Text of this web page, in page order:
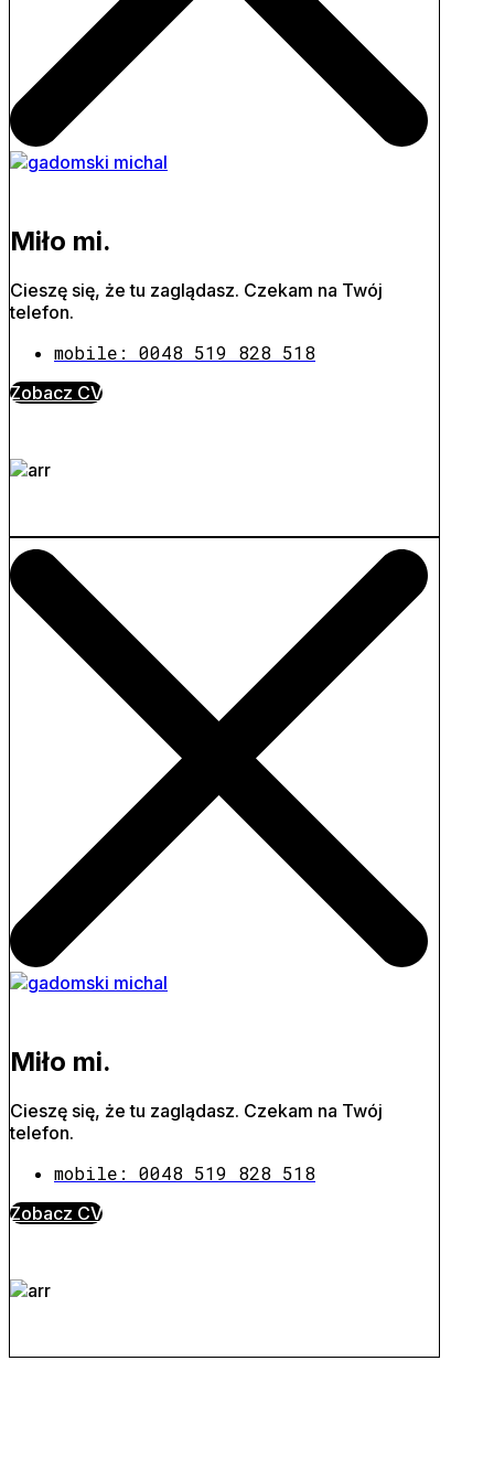
Miło mi.
Cieszę się, że tu zaglądasz. Czekam na Twój
telefon.
mobile: 0048 519 828 518
Zobacz CV
Miło mi.
Cieszę się, że tu zaglądasz. Czekam na Twój
telefon.
mobile: 0048 519 828 518
Zobacz CV